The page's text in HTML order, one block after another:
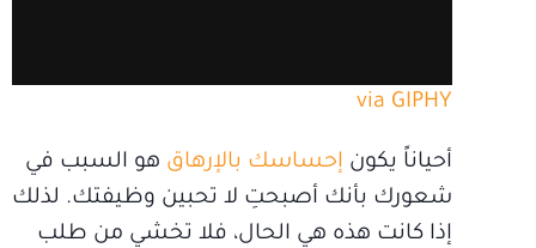
via GIPHY
أحياناً يكون إحساسك بالإرهاق هو السبب في
شعورك بأنك أصبحتِ لا تحبين وظيفتك. لذلك
إذا كانت هذه هي الحال، فلا تخشي من طلب